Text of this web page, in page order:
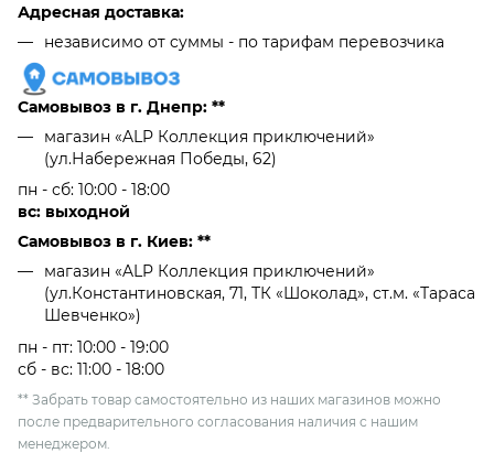
Адресная доставка:
независимо от cуммы - по тарифам перевозчика
Самовывоз в г. Днепр: **
магазин «ALP Коллекция приключений»
(ул.Набережная Победы, 62)
пн - сб: 10:00 - 18:00
вс: выходной
Самовывоз в г. Киев: **
магазин «ALP Коллекция приключений»
(ул.Константиновская, 71, ТК «Шоколад», ст.м. «Тараса
Шевченко»)
пн - пт: 10:00 - 19:00
сб - вс: 11:00 - 18:00
** Забрать товар самостоятельно из наших магазинов можно
после предварительного согласования наличия с нашим
менеджером.